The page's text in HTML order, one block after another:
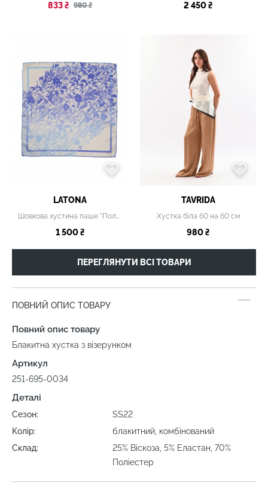
833 ₴ 980 ₴ 2 450 ₴
LATONA
Шовкова хустина паше "Поле Безмежна блакить", 30 х 30 см
1 500 ₴
TAVRIDA
Хустка біла 60 на 60 см
980 ₴
ПЕРЕГЛЯНУТИ ВСІ ТОВАРИ
ПОВНИЙ ОПИС ТОВАРУ
Повний опис товару
Блакитна хустка з візерунком
Артикул
251-695-0034
Деталі
Сезон:
SS22
Колір:
блакитний, комбінований
Склад:
25% Віскоза, 5% Еластан, 70%
Поліестер